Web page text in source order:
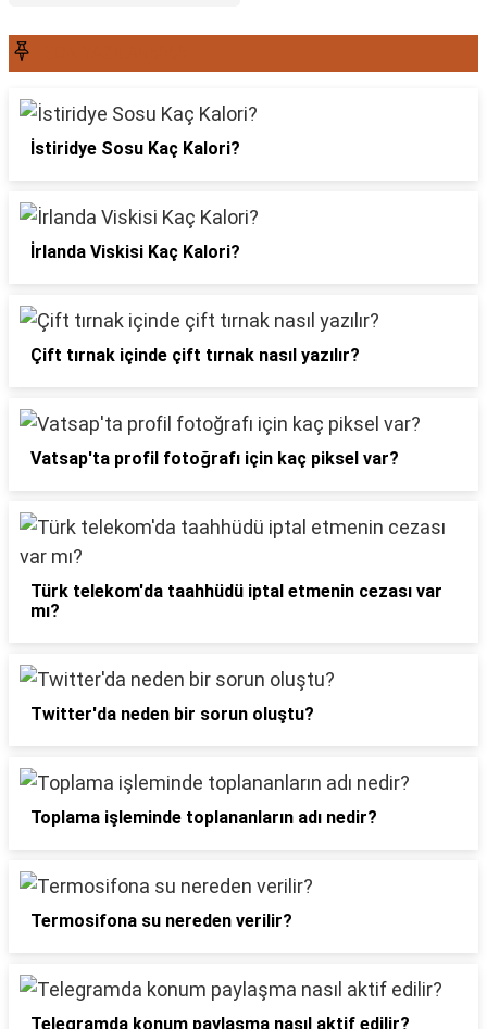
İstiridye Sosu Kaç Kalori?
İrlanda Viskisi Kaç Kalori?
Çift tırnak içinde çift tırnak nasıl yazılır?
Vatsap'ta profil fotoğrafı için kaç piksel var?
Türk telekom'da taahhüdü iptal etmenin cezası var
mı?
Twitter'da neden bir sorun oluştu?
Toplama işleminde toplananların adı nedir?
Termosifona su nereden verilir?
Telegramda konum paylaşma nasıl aktif edilir?